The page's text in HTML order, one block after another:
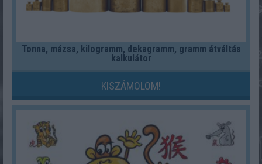
Tonna, mázsa, kilogramm, dekagramm, gramm átváltás
kalkulátor
KISZÁMOLOM!